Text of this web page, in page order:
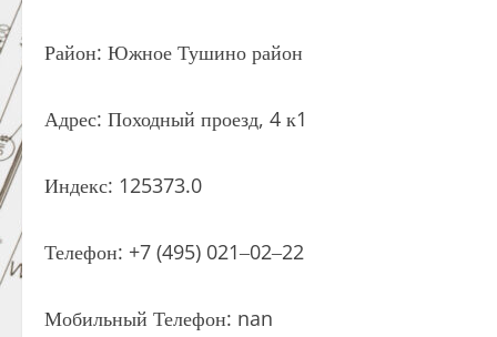
Район: Южное Тушино район
Адрес: Походный проезд, 4 к1
Индекс: 125373.0
Телефон: +7 (495) 021‒02‒22
Мобильный Телефон: nan